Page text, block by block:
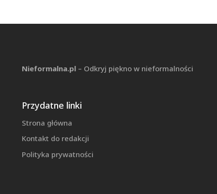
Nieformalna.pl– Odkryj piękno w nieformalności
Przydatne linki
Strona główna
Kontakt do redakcji
Polityka prywatności